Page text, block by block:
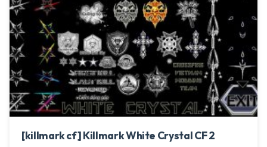
[killmark cf] Killmark White Crystal CF 2